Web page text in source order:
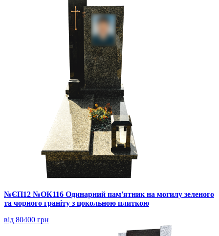
№ЄП12 №ОК116 Одинарний пам'ятник на могилу зеленого
та чорного граніту з цокольною плиткою
від 80400 грн